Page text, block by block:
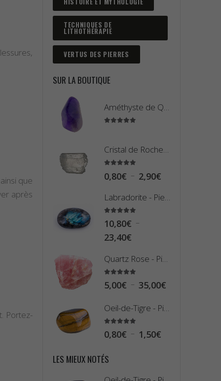
que
après
Portez-
HISTOIRE ET MYTHOLOGIE
TECHNIQUES DE
LITHOTHÉRAPIE
VERTUS DES PIERRES
SUR LA BOUTIQUE
Améthyste de Qualité Extra - Pierre Roulée
Cristal de Roche Madagascar Fragment de Pierre Brute
5.00sur 5
0,80€ – 2,90€
de
Labradorite - Pierre Plate (Galet)
5.00sur 5
10,80€
23,40€
de
prix :
10,80€
23,40€
Quartz Rose - Pierre Brute
5.00sur 5
5,00€ 35,00€
Oeil-de-Tigre - Pierre Roulée
5.00sur 5
0,80€ 1,50€
LES MIEUX NOTÉS